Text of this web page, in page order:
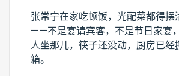
张常宁在家吃顿饭，光配菜都得摆
——不是宴请宾客，不是节日家宴
人坐那儿，筷子还没动，厨房已经
箱。